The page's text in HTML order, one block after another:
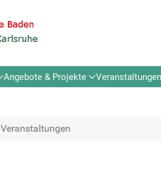
Angebote & Projekte
Veranstaltungen